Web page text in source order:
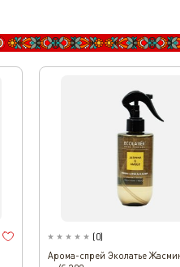
(0)
Арома-спрей Эколатье